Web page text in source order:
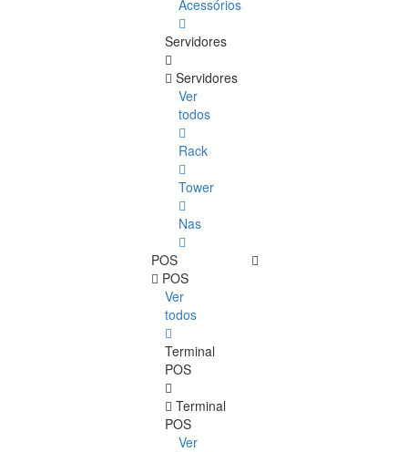
Acessórios
Servidores
Servidores
Ver
todos
Rack
Tower
Nas
POS
POS
Ver
todos
Terminal
POS
Terminal
POS
Ver